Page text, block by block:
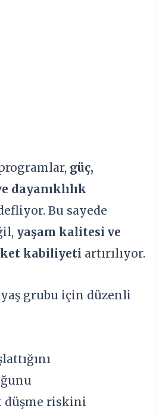
güç,
dayanıklılık
Bu sayede
yaşam kalitesi ve
kabiliyeti artırılıyor.
grubu için düzenli
düşme riskini